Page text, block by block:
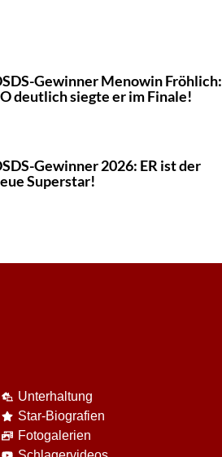
Gewinner Menowin Fröhlich:
deutlich siegte er im Finale!
Gewinner 2026: ER ist der
Superstar!
Unterhaltung
Star-Biografien
Fotogalerien